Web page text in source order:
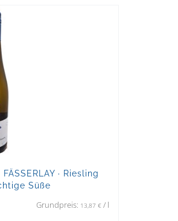
· Riesling
Süße
Grundpreis: 13,87 €/ l